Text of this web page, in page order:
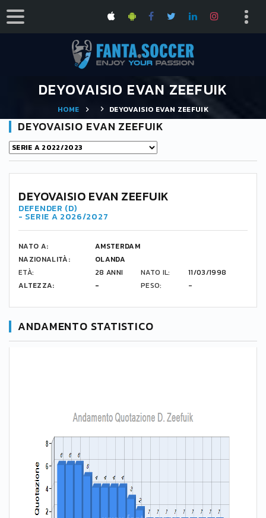
DEYOVAISIO EVAN ZEEFUIK
HOME DEYOVAISIO EVAN ZEEFUIK
DEYOVAISIO EVAN ZEEFUIK
DEYOVAISIO EVAN ZEEFUIK
DEFENDER (D)
- SERIE A 2026/2027
NATO A:
AMSTERDAM
NAZIONALITÀ:
OLANDA
ETÀ:
28 ANNI NATO IL:
11/03/1998
ALTEZZA:
- PESO: -
ANDAMENTO STATISTICO